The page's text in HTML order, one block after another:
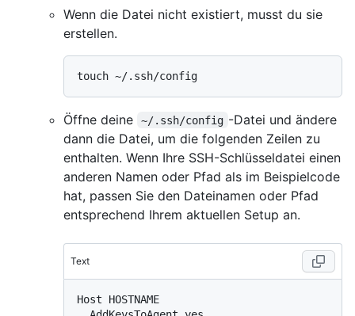
Wenn die Datei nicht existiert, musst du sie
erstellen.
Öffne deine ~/.ssh/config -Datei und ändere
dann die Datei, um die folgenden Zeilen zu
enthalten. Wenn Ihre SSH-Schlüsseldatei einen
anderen Namen oder Pfad als im Beispielcode
hat, passen Sie den Dateinamen oder Pfad
entsprechend Ihrem aktuellen Setup an.
Text
Host HOSTNAME